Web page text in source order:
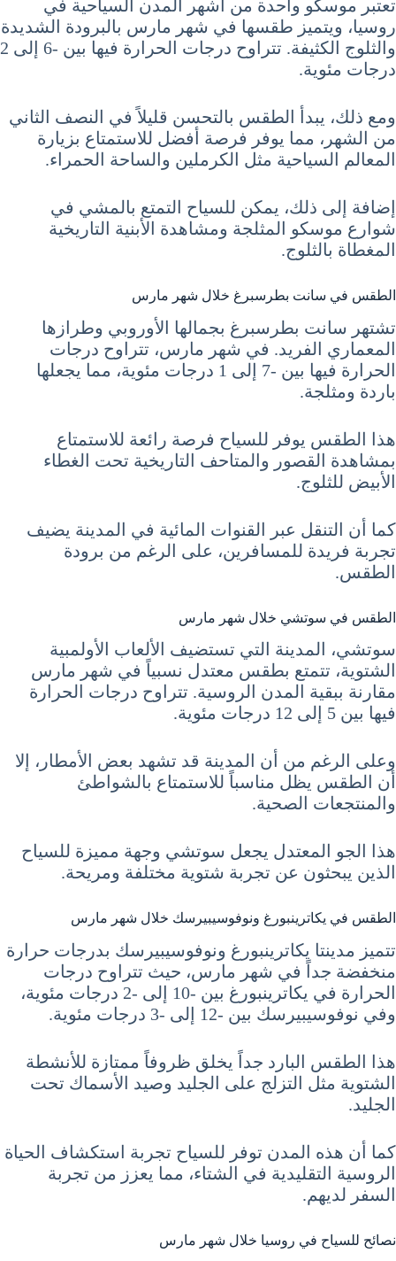
تعتبر موسكو واحدة من أشهر المدن السياحية في
روسيا، ويتميز طقسها في شهر مارس بالبرودة الشديدة
والثلوج الكثيفة. تتراوح درجات الحرارة فيها بين -6 إلى 2
درجات مئوية.
ومع ذلك، يبدأ الطقس بالتحسن قليلاً في النصف الثاني
من الشهر، مما يوفر فرصة أفضل للاستمتاع بزيارة
المعالم السياحية مثل الكرملين والساحة الحمراء.
إضافة إلى ذلك، يمكن للسياح التمتع بالمشي في
شوارع موسكو المثلجة ومشاهدة الأبنية التاريخية
المغطاة بالثلوج.
الطقس في سانت بطرسبرغ خلال شهر مارس
تشتهر سانت بطرسبرغ بجمالها الأوروبي وطرازها
المعماري الفريد. في شهر مارس، تتراوح درجات
الحرارة فيها بين -7 إلى 1 درجات مئوية، مما يجعلها
باردة ومثلجة.
هذا الطقس يوفر للسياح فرصة رائعة للاستمتاع
بمشاهدة القصور والمتاحف التاريخية تحت الغطاء
الأبيض للثلوج.
كما أن التنقل عبر القنوات المائية في المدينة يضيف
تجربة فريدة للمسافرين، على الرغم من برودة
الطقس.
الطقس في سوتشي خلال شهر مارس
سوتشي، المدينة التي تستضيف الألعاب الأولمبية
الشتوية، تتمتع بطقس معتدل نسبياً في شهر مارس
مقارنة ببقية المدن الروسية. تتراوح درجات الحرارة
فيها بين 5 إلى 12 درجات مئوية.
وعلى الرغم من أن المدينة قد تشهد بعض الأمطار، إلا
أن الطقس يظل مناسباً للاستمتاع بالشواطئ
والمنتجعات الصحية.
هذا الجو المعتدل يجعل سوتشي وجهة مميزة للسياح
الذين يبحثون عن تجربة شتوية مختلفة ومريحة.
الطقس في يكاترينبورغ ونوفوسيبيرسك خلال شهر مارس
تتميز مدينتا يكاترينبورغ ونوفوسيبيرسك بدرجات حرارة
منخفضة جداً في شهر مارس، حيث تتراوح درجات
الحرارة في يكاترينبورغ بين -10 إلى -2 درجات مئوية،
وفي نوفوسيبيرسك بين -12 إلى -3 درجات مئوية.
هذا الطقس البارد جداً يخلق ظروفاً ممتازة للأنشطة
الشتوية مثل التزلج على الجليد وصيد الأسماك تحت
الجليد.
كما أن هذه المدن توفر للسياح تجربة استكشاف الحياة
الروسية التقليدية في الشتاء، مما يعزز من تجربة
السفر لديهم.
نصائح للسياح في روسيا خلال شهر مارس